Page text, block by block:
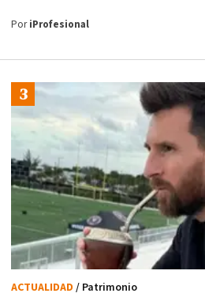
PoriProfesional
ACTUALIDAD / Patrimonio